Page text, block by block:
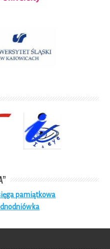
pamiątkowa